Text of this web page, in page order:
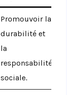
Promouvoir la
durabilité et
la
responsabilité
sociale.